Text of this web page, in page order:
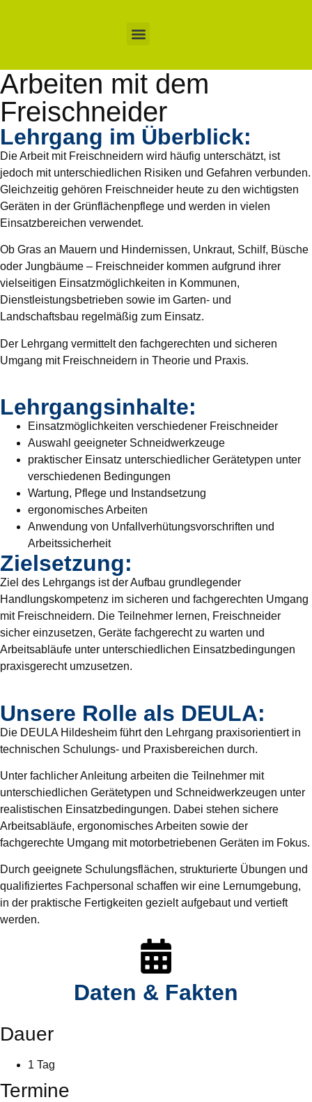
Arbeiten mit dem
Freischneider
Lehrgang im Überblick:
Die Arbeit mit Freischneidern wird häufig unterschätzt, ist
jedoch mit unterschiedlichen Risiken und Gefahren verbunden.
Gleichzeitig gehören Freischneider heute zu den wichtigsten
Geräten in der Grünflächenpflege und werden in vielen
Einsatzbereichen verwendet.
Ob Gras an Mauern und Hindernissen, Unkraut, Schilf, Büsche
oder Jungbäume – Freischneider kommen aufgrund ihrer
vielseitigen Einsatzmöglichkeiten in Kommunen,
Dienstleistungsbetrieben sowie im Garten- und
Landschaftsbau regelmäßig zum Einsatz.
Der Lehrgang vermittelt den fachgerechten und sicheren
Umgang mit Freischneidern in Theorie und Praxis.
Lehrgangsinhalte:
Einsatzmöglichkeiten verschiedener Freischneider
Auswahl geeigneter Schneidwerkzeuge
praktischer Einsatz unterschiedlicher Gerätetypen unter
verschiedenen Bedingungen
Wartung, Pflege und Instandsetzung
ergonomisches Arbeiten
Anwendung von Unfallverhütungsvorschriften und
Arbeitssicherheit
Zielsetzung:
Ziel des Lehrgangs ist der Aufbau grundlegender
Handlungskompetenz im sicheren und fachgerechten Umgang
mit Freischneidern. Die Teilnehmer lernen, Freischneider
sicher einzusetzen, Geräte fachgerecht zu warten und
Arbeitsabläufe unter unterschiedlichen Einsatzbedingungen
praxisgerecht umzusetzen.
Unsere Rolle als DEULA:
Die DEULA Hildesheim führt den Lehrgang praxisorientiert in
technischen Schulungs- und Praxisbereichen durch.
Unter fachlicher Anleitung arbeiten die Teilnehmer mit
unterschiedlichen Gerätetypen und Schneidwerkzeugen unter
realistischen Einsatzbedingungen. Dabei stehen sichere
Arbeitsabläufe, ergonomisches Arbeiten sowie der
fachgerechte Umgang mit motorbetriebenen Geräten im Fokus.
Durch geeignete Schulungsflächen, strukturierte Übungen und
qualifiziertes Fachpersonal schaffen wir eine Lernumgebung,
in der praktische Fertigkeiten gezielt aufgebaut und vertieft
werden.
Daten & Fakten
Dauer
1 Tag
Termine